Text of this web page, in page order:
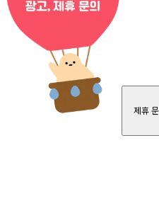
제휴